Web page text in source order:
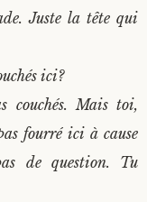
Juste la tête qui
ici?
couchés. Mais toi,
fourré ici à cause
de question. Tu